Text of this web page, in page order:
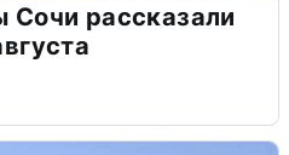
Сочи рассказали